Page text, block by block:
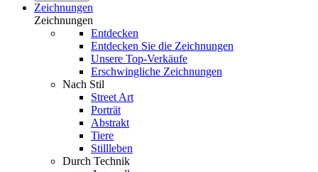
Zeichnungen
Zeichnungen
Entdecken
Entdecken Sie die Zeichnungen
Unsere Top-Verkäufe
Erschwingliche Zeichnungen
Nach Stil
Street Art
Porträt
Abstrakt
Tiere
Stillleben
Durch Technik